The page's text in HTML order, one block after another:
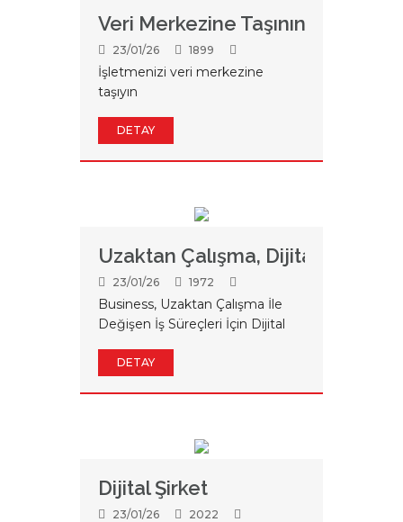
Veri Merkezine Taşının
23/01/26 1899
İşletmenizi veri merkezine
taşıyın
DETAY
Uzaktan Çalışma, Dijital Çözüm
23/01/26 1972
Business, Uzaktan Çalışma İle
Değişen İş Süreçleri İçin Dijital
DETAY
Dijital Şirket
23/01/26 2022